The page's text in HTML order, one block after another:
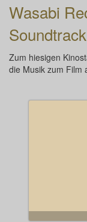
Wasabi
Soundtrack
Zum hiesigen
die Musik zum Film